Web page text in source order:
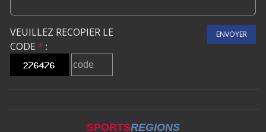
VEUILLEZ RECOPIER LE
CODE * :
ENVOYER
SPORTSREGIONS